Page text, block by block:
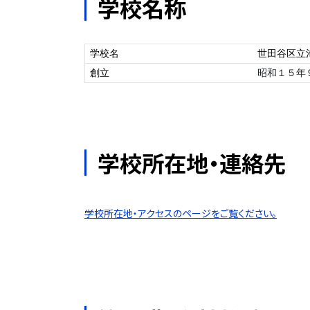
学校名称
学校名
世田谷区立
創立
昭和１５年
学校所在地・連絡先
学校所在地・アクセスのページをご覧ください。